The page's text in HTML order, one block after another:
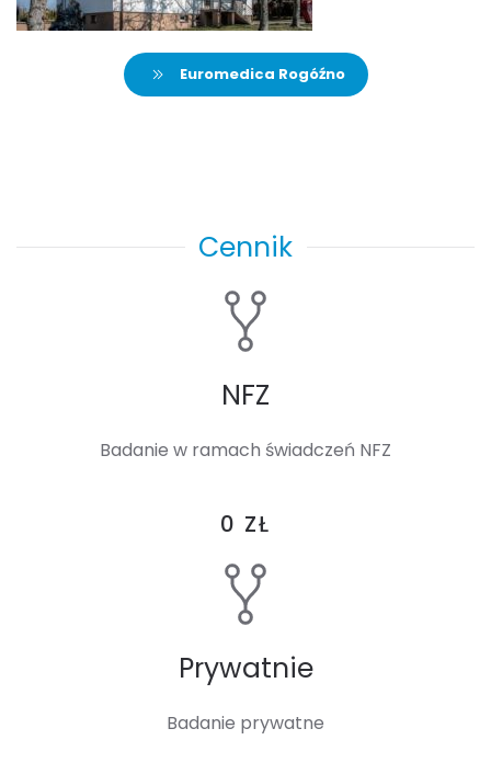
Euromedica Rogóźno
Cennik
NFZ
Badanie w ramach świadczeń NFZ
0 ZŁ
Prywatnie
Badanie prywatne